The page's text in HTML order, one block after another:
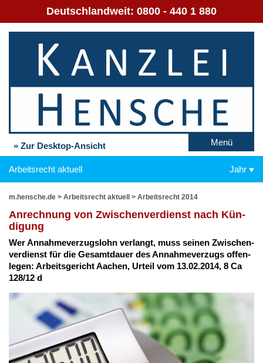
Deutschlandweit: 0800 - 440 1 880
» Zur Desktop-Ansicht Menü
Arbeitsrecht aktuell Jahr
m.hensche.de > Arbeitsrecht aktuell > Arbeitsrecht 2014
An­rech­nung von Zwi­schen­ver­dienst nach Kün­
di­gung
Wer An­nah­me­ver­zugs­lohn ver­langt, muss sei­nen Zwi­schen­
ver­dienst für die Ge­samt­dau­er des An­nah­me­ver­zugs of­fen­
le­gen: Ar­beits­ge­richt Aa­chen, Ur­teil vom 13.02.2014, 8 Ca
128/12 d